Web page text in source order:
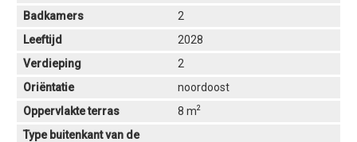
Badkamers
2
Leeftijd
2028
Verdieping
2
Oriëntatie
noordoost
Oppervlakte terras
8 m2
Type buitenkant van de